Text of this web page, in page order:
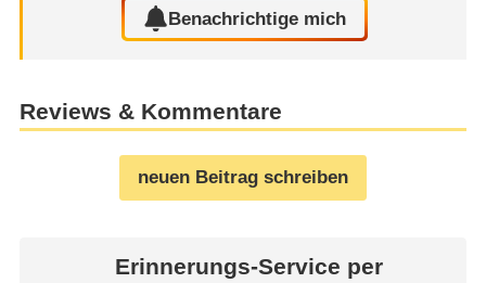
Benachrichtige mich
Reviews & Kommentare
neuen Beitrag schreiben
Erinnerungs-Service per